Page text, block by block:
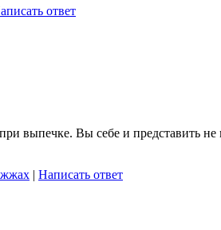
ответ
выпечке. Вы себе и представить
| Написать ответ